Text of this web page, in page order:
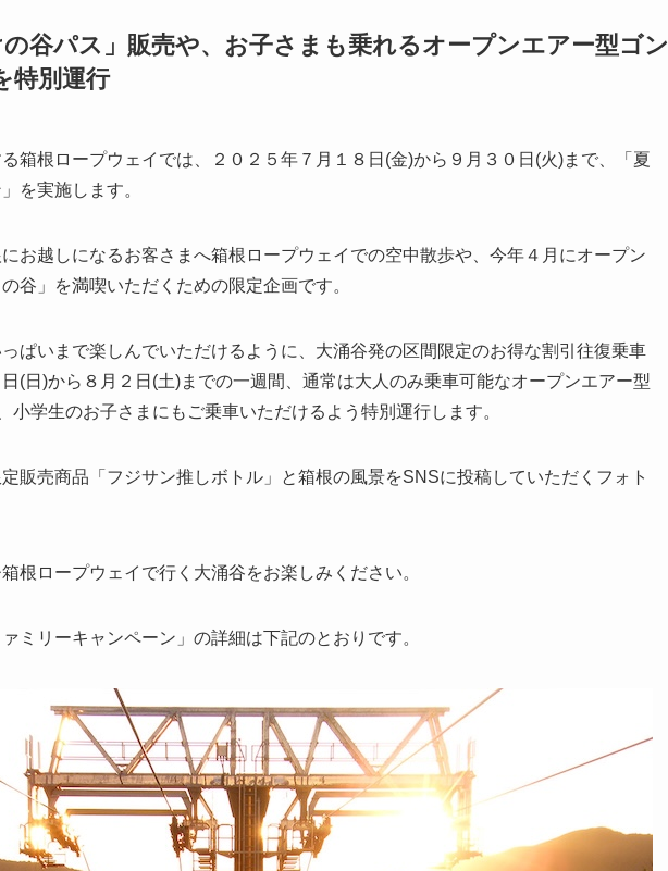
谷パス」販売や、お子さまも乗れるオープンエアー型ゴン
特別運行
箱根ロープウェイでは、２０２５年７月１８日(金)から９月３０日(火)まで、「夏
を実施します。
お越しになるお客さまへ箱根ロープウェイでの空中散歩や、今年４月にオープン
谷」を満喫いただくための限定企画です。
ぱいまで楽しんでいただけるように、大涌谷発の区間限定のお得な割引往復乗車
(日)から８月２日(土)までの一週間、通常は大人のみ乗車可能なオープンエアー型
小学生のお子さまにもご乗車いただけるよう特別運行します。
販売商品「フジサン推しボトル」と箱根の風景をSNSに投稿していただくフォト
根ロープウェイで行く大涌谷をお楽しみください。
ミリーキャンペーン」の詳細は下記のとおりです。